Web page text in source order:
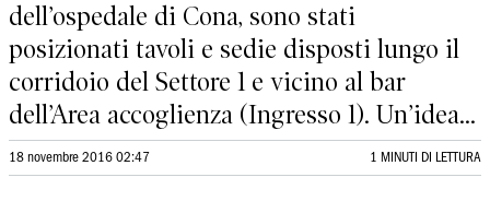
dell’ospedale di Cona, sono stati
posizionati tavoli e sedie disposti lungo il
corridoio del Settore 1 e vicino al bar
dell’Area accoglienza (Ingresso 1). Un’idea...
18 novembre 2016 02:47 1 MINUTI DI LETTURA